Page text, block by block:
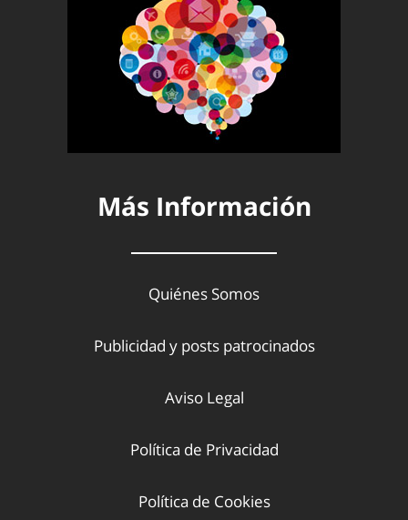
Más Información
Quiénes Somos
Publicidad y posts patrocinados
Aviso Legal
Política de Privacidad
Política de Cookies